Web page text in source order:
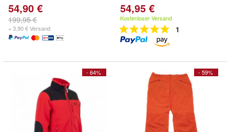
54,90 €
199,95 €
+ 3,90 € Versand
54,95 €
Kostenloser Versand
1
- 64% - 59%